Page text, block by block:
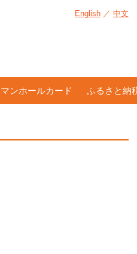
English ／ 中文
マンホールカード ふるさと納